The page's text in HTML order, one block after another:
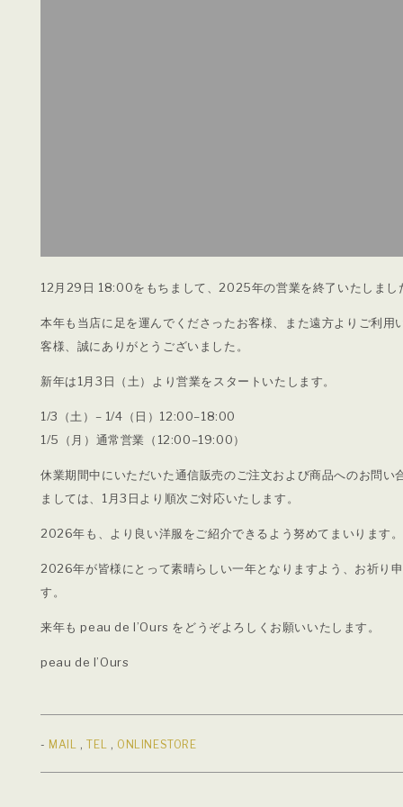
12月29日 18:00をもちまして、2025年の営業を終了いたしまし
本年も当店に足を運んでくださったお客様、また遠方よりご利用
客様、誠にありがとうございました。
新年は1月3日（土）より営業をスタートいたします。
1/3（土）– 1/4（日）12:00–18:00
1/5（月）通常営業（12:00–19:00）
休業期間中にいただいた通信販売のご注文および商品へのお問い
ましては、1月3日より順次ご対応いたします。
2026年も、より良い洋服をご紹介できるよう努めてまいります。
2026年が皆様にとって素晴らしい一年となりますよう、お祈り
す。
来年も peau de l’Ours をどうぞよろしくお願いいたします。
peau de l’Ours
- MAIL ,TEL , ONLINESTORE